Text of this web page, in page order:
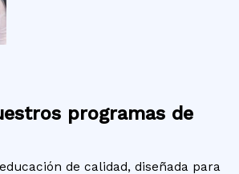
programas de
de calidad, diseñada para